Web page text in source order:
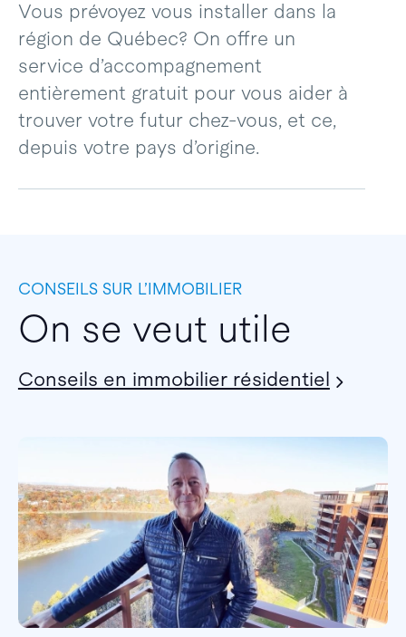
Vous prévoyez vous installer dans la
région de Québec? On offre un
service d’accompagnement
entièrement gratuit pour vous aider à
trouver votre futur chez-vous, et ce,
depuis votre pays d’origine.
CONSEILS SUR L’IMMOBILIER
On se veut utile
Conseils en immobilier résidentiel